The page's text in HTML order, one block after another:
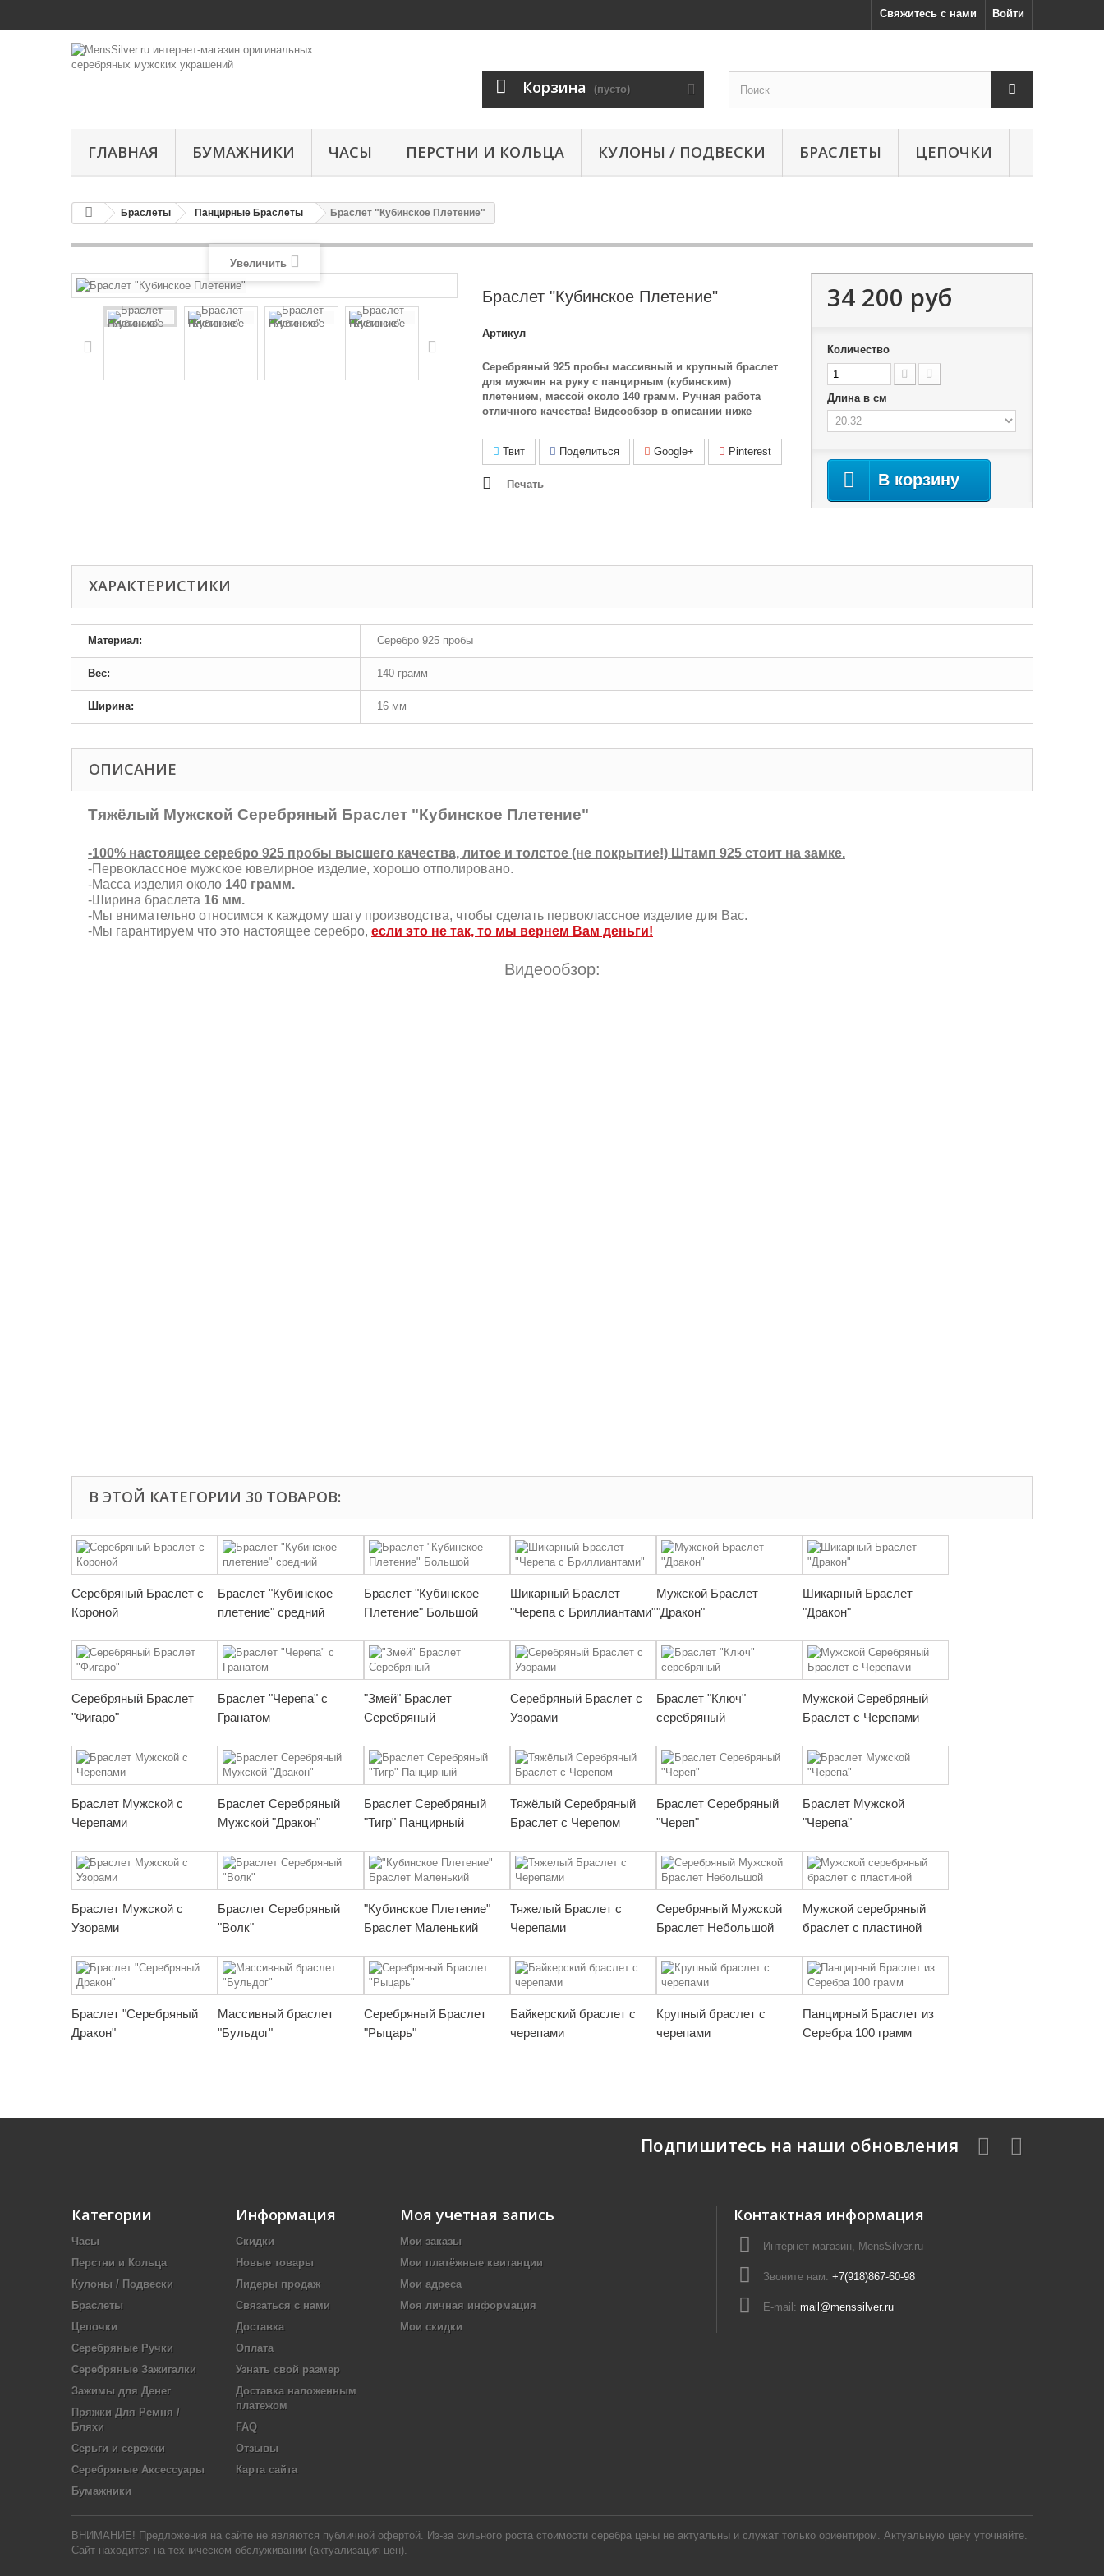
Войти
Свяжитесь с нами
Корзина (пусто)
ГЛАВНАЯ БУМАЖНИКИ ЧАСЫ ПЕРСТНИ И КОЛЬЦА КУЛОНЫ / ПОДВЕСКИ БРАСЛЕТЫ ЦЕПОЧКИ
Браслеты Панцирные Браслеты Браслет "Кубинское Плетение"
Увеличить
Браслет "Кубинское Плетение"
Артикул
Серебряный 925 пробы массивный и крупный браслет
для мужчин на руку с панцирным (кубинским)
плетением, массой около 140 грамм. Ручная работа
отличного качества! Видеообзор в описании ниже
Твит Поделиться Google+ Pinterest
Печать
34 200 руб
Количество
Длина в см
В корзину
ХАРАКТЕРИСТИКИ
Материал: Серебро 925 пробы
Вес: 140 грамм
Ширина: 16 мм
ОПИСАНИЕ
Тяжёлый Мужской Серебряный Браслет "Кубинское Плетение"
-100% настоящее серебро 925 пробы высшего качества, литое и толстое (не покрытие!) Штамп 925 стоит на замке.
-Первоклассное мужское ювелирное изделие, хорошо отполировано.
-Масса изделия около 140 грамм.
-Ширина браслета 16 мм.
-Мы внимательно относимся к каждому шагу производства, чтобы сделать первоклассное изделие для Вас.
-Мы гарантируем что это настоящее серебро, если это не так, то мы вернем Вам деньги!
Видеообзор:
В ЭТОЙ КАТЕГОРИИ 30 ТОВАРОВ:
Серебряный Браслет с
Короной
Браслет "Кубинское
плетение" средний
Браслет "Кубинское
Плетение" Большой
Шикарный Браслет
"Черепа с Бриллиантами"
Мужской Браслет
"Дракон"
Шикарный Браслет
"Дракон"
Серебряный Браслет
"Фигаро"
Браслет "Черепа" с
Гранатом
"Змей" Браслет
Серебряный
Серебряный Браслет с
Узорами
Браслет "Ключ"
серебряный
Мужской Серебряный
Браслет с Черепами
Браслет Мужской с
Черепами
Браслет Серебряный
Мужской "Дракон"
Браслет Серебряный
"Тигр" Панцирный
Тяжёлый Серебряный
Браслет с Черепом
Браслет Серебряный
"Череп"
Браслет Мужской
"Черепа"
Браслет Мужской с
Узорами
Браслет Серебряный
"Волк"
"Кубинское Плетение"
Браслет Маленький
Тяжелый Браслет с
Черепами
Серебряный Мужской
Браслет Небольшой
Мужской серебряный
браслет с пластиной
Браслет "Серебряный
Дракон"
Массивный браслет
"Бульдог"
Серебряный Браслет
"Рыцарь"
Байкерский браслет с
черепами
Крупный браслет с
черепами
Панцирный Браслет из
Серебра 100 грамм
Подпишитесь на наши обновления
Категории
Часы
Перстни и Кольца
Кулоны / Подвески
Браслеты
Цепочки
Серебряные Ручки
Серебряные Зажигалки
Зажимы для Денег
Пряжки Для Ремня /
Бляхи
Серьги и сережки
Серебряные Аксессуары
Бумажники
Информация
Скидки
Новые товары
Лидеры продаж
Связаться с нами
Доставка
Оплата
Узнать свой размер
Доставка наложенным
платежом
FAQ
Отзывы
Карта сайта
ВНИМАНИЕ! Предложения на сайте не являются публичной офертой. Из-за сильного роста стоимости серебра цены не актуальны и служат только ориентиром. Актуальную цену уточняйте.
Сайт находится на техническом обслуживании (актуализация цен).
Моя учетная запись
Мои заказы
Мои платёжные квитанции
Мои адреса
Моя личная информация
Мои скидки
Контактная информация
Интернет-магазин, MensSilver.ru
Звоните нам: +7(918)867-60-98
E-mail: mail@menssilver.ru